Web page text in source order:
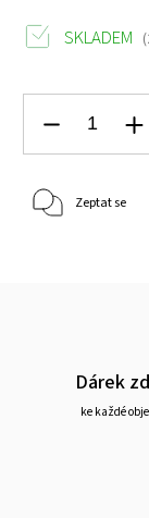
SKLADEM
Zeptat se
Dárek
ke každé